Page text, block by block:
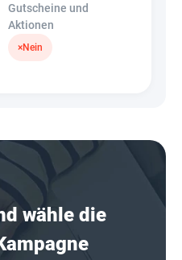
Gutscheine und
Aktionen
×Nein
wähle die